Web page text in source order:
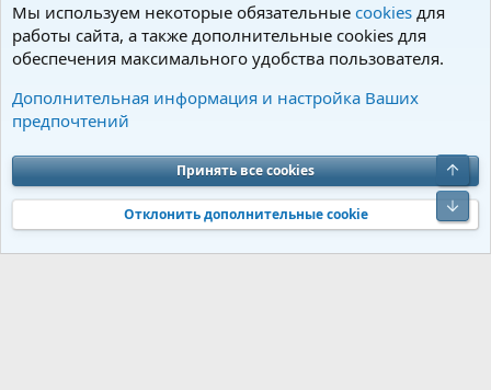
Теги
Cookies Charm by DCom
Обратная связь
Условия и правила
Политика конфиденциальности
Помощь
S
S
Community platform by XenForo® © 2010-2026 XenForo Ltd. Перевод от
Jumuro®|Media embeds via s9e/MediaSites
Мы используем некоторые обязательные cookies для
работы сайта, а также дополнительные cookies для
обеспечения максимального удобства пользователя.
Дополнительная информация и настройка Ваших
предпочтений
Принять все cookies
Отклонить дополнительные cookie
Верх
Низ